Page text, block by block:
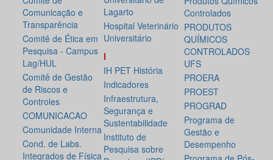
Comunicação e
Transparência
Comitê de Ética em
Pesquisa - Campus
Lag/HUL
Comitê de Gestão
de Riscos e
Controles
COMUNICACAO
Comunidade Interna
Cond. de Labs.
Integrados de Física
Lagarto
Hospital Veterinário
Universitário
I
IH PET História
Indicadores
Infraestrutura,
Segurança e
Sustentabilidade
Instituto de
Pesquisa sobre
Controlados
PRODUTOS
QUÍMICOS
CONTROLADOS
UFS
PROERA
PROEST
PROGRAD
Programa de
Gestão e
Desempenho